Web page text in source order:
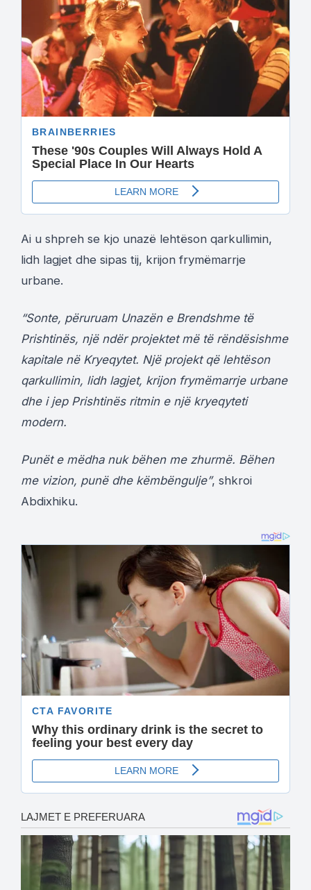
Ai u shpreh se kjo unazë lehtëson qarkullimin,
lidh lagjet dhe sipas tij, krijon frymëmarrje
urbane.
“Sonte, përuruam Unazën e Brendshme të
Prishtinës, një ndër projektet më të rëndësishme
kapitale në Kryeqytet. Një projekt që lehtëson
qarkullimin, lidh lagjet, krijon frymëmarrje urbane
dhe i jep Prishtinës ritmin e një kryeqyteti
modern.
Punët e mëdha nuk bëhen me zhurmë. Bëhen
me vizion, punë dhe këmbëngulje”, shkroi
Abdixhiku.